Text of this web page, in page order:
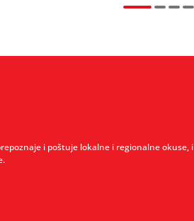
i poštuje lokalne i regionalne okuse, i